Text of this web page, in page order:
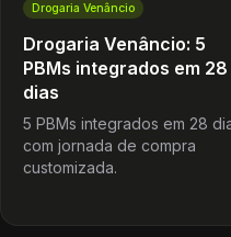
Drogaria Venâncio
Drogaria Venâncio: 5
PBMs integrados em 28
dias
5 PBMs integrados em 28
com jornada de compra
customizada.